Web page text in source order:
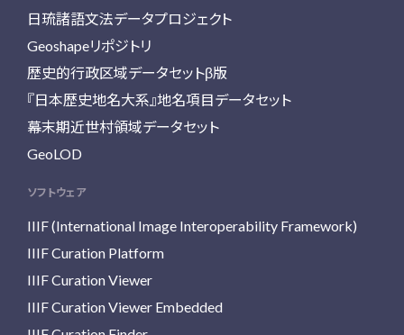
日琉諸語文法データプロジェクト
Geoshapeリポジトリ
歴史的行政区域データセットβ版
『日本歴史地名大系』地名項目データセット
幕末期近世村領域データセット
GeoLOD
ソフトウェア
IIIF (International Image Interoperability Framework)
IIIF Curation Platform
IIIF Curation Viewer
IIIF Curation Viewer Embedded